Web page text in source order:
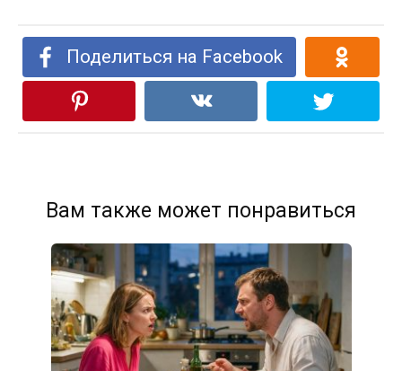
Поделиться на Facebook
Вам также может понравиться